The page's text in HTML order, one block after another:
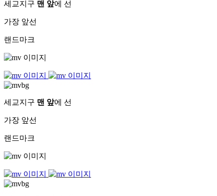
세교지구 맨 앞에 선
가장 앞선
랜드마크
세교지구 맨 앞에 선
가장 앞선
랜드마크